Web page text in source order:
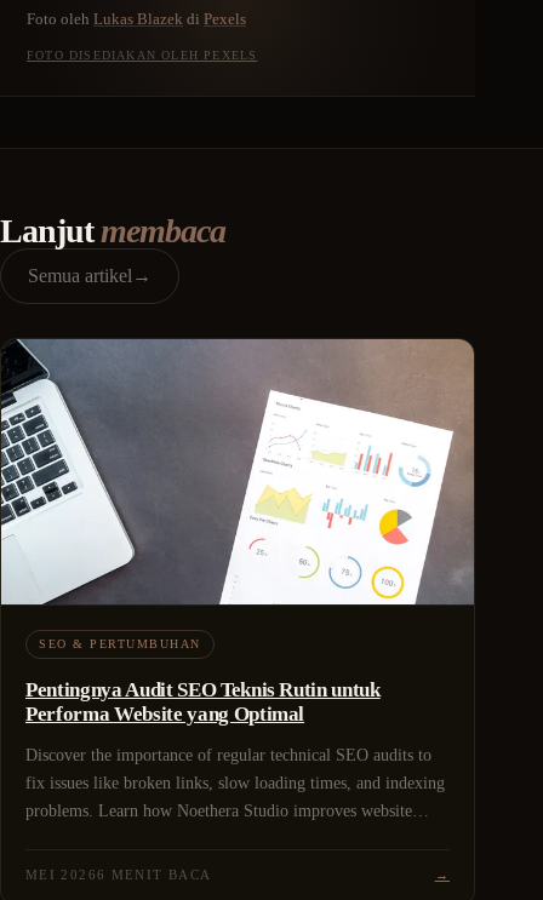
Foto oleh Lukas Blazek di Pexels
FOTO DISEDIAKAN OLEH PEXELS
Lanjutmembaca
Semua artikel →
SEO & PERTUMBUHAN
Pentingnya Audit SEO Teknis Rutin untuk
Performa Website yang Optimal
Discover the importance of regular technical SEO audits to
fix issues like broken links, slow loading times, and indexing
problems. Learn how Noethera Studio improves website
services.
MEI 20266 MENIT BACA →